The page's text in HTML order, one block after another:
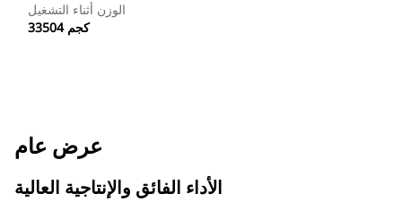
الوزن أثناء التشغيل
33504 كجم
عرض عام
الأداء الفائق والإنتاجية العالية